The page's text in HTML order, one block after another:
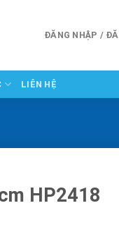
ĐĂNG NHẬP /
LIÊN HỆ
HP2418